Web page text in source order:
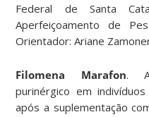
Federal de Santa
Aperfeiçoamento de
Orientador: Ariane
Filomena Marafon.
purinérgico em
após a suplementação